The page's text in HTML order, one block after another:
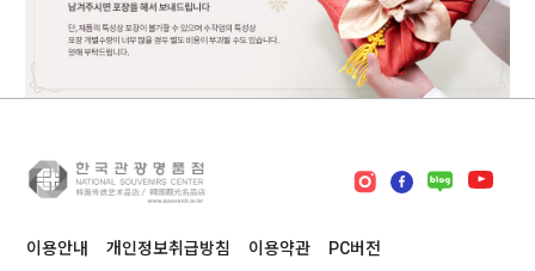
이용안내 개인정보취급방침 이용약관 PC버전